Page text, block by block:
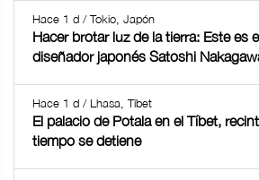
Hace 1 d / Tokio, Japón
Hacer brotar luz de la tierra: Este es
diseñador japonés Satoshi
Hace 1 d / Lhasa, Tíbet
El palacio de Potala en el Tíbet,
tiempo se detiene